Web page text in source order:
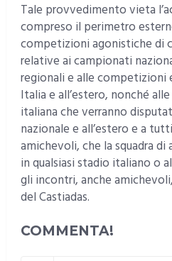
Tale provvedimento vieta
compreso il perimetro
competizioni agonistiche di
relative ai campionati
regionali e alle competizioni
Italia e all’estero, nonché
italiana che verranno
nazionale e all’estero e a
amichevoli, che la squadra
in qualsiasi stadio italiano o
gli incontri, anche
del Castiadas.
COMMENTA!